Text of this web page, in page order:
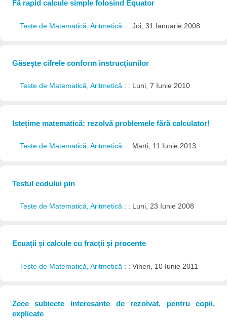
Fă rapid calcule simple folosind Equator
Teste de Matematică, Aritmetică : : Joi, 31 Ianuarie 2008
Găsește cifrele conform instrucțiunilor
Teste de Matematică, Aritmetică : : Luni, 7 Iunie 2010
Istețime matematică: rezolvă problemele fără calculator!
Teste de Matematică, Aritmetică : : Marți, 11 Iunie 2013
Testul codului pin
Teste de Matematică, Aritmetică : : Luni, 23 Iunie 2008
Ecuații și calcule cu fracții și procente
Teste de Matematică, Aritmetică : : Vineri, 10 Iunie 2011
Zece subiecte interesante de rezolvat, pentru copii,
explicate